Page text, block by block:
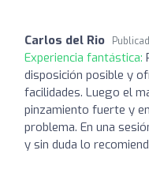
Carlos del Rio
Experiencia fantástica:
disposición posible y
facilidades. Luego el
pinzamiento fuerte y
problema. En una
y sin duda lo